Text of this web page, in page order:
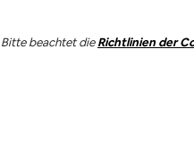
Bitte beachtet die Richtlinien der